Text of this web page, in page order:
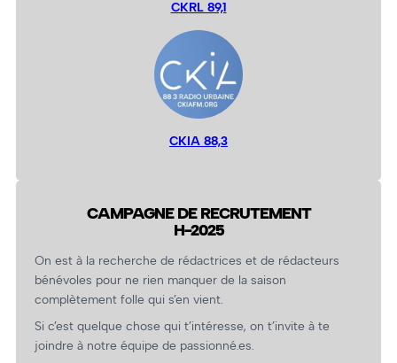
CKRL 89,1
CKIA 88,3
CAMPAGNE DE RECRUTEMENT
H-2025
On est à la recherche de rédactrices et de rédacteurs
bénévoles pour ne rien manquer de la saison
complètement folle qui s’en vient.
Si c’est quelque chose qui t’intéresse, on t’invite à te
joindre à notre équipe de passionné.es.